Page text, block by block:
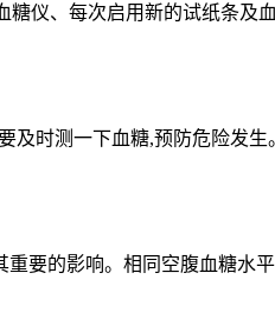
仪、每次启用新的试纸条
及时测一下血糖,预防危险发
要的影响。相同空腹血糖水